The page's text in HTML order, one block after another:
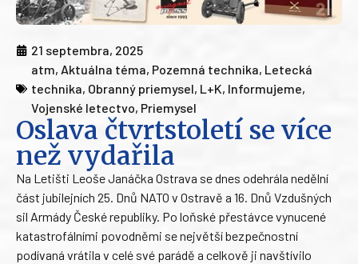
21 septembra, 2025
atm, Aktuálna téma, Pozemná technika, Letecká
technika, Obranný priemysel, L+K, Informujeme,
Vojenské letectvo, Priemysel
Oslava čtvrtstoletí se více
než vydařila
Na Letišti Leoše Janáčka Ostrava se dnes odehrála nedělní
část jubilejních 25. Dnů NATO v Ostravě a 16. Dnů Vzdušných
sil Armády České republiky. Po loňské přestávce vynucené
katastrofálními povodněmi se největší bezpečnostní
podívaná vrátila v celé své parádě a celkově ji navštívilo